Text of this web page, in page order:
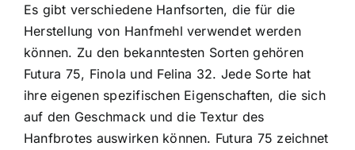
Es gibt verschiedene Hanfsorten, die für die
Herstellung von Hanfmehl verwendet werden
können. Zu den bekanntesten Sorten gehören
Futura 75, Finola und Felina 32. Jede Sorte hat
ihre eigenen spezifischen Eigenschaften, die sich
auf den Geschmack und die Textur des
Hanfbrotes auswirken können. Futura 75 zeichnet